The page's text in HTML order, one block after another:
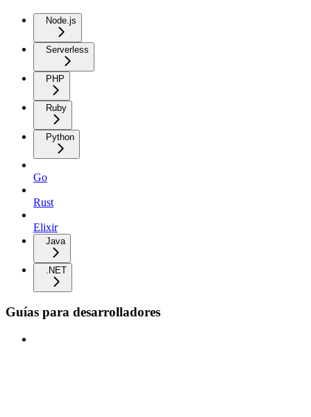
Node.js
Serverless
PHP
Ruby
Python
Go
Rust
Elixir
Java
.NET
Guías para desarrolladores